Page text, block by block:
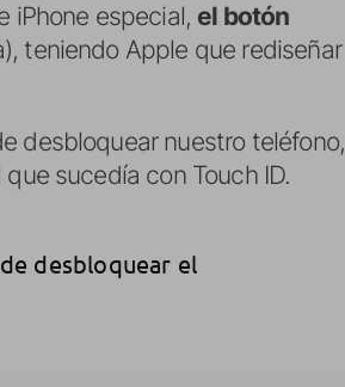
iPhone especial, el botón
teniendo Apple que rediseñar
desbloquear nuestro teléfono,
sucedía con Touch ID.
desbloquear el